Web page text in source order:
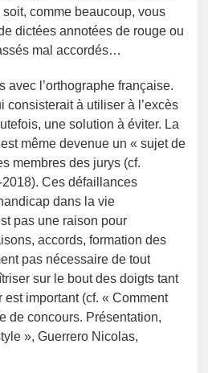
comme beaucoup, vous
dictées annotées de rouge ou
mal accordés…
avec l’orthographe française.
consisterait à utiliser à l’excès
une solution à éviter. La
même devenue un « sujet de
membres des jurys (cf.
2018). Ces défaillances
dans la vie
pas une raison pour
accords, formation des
pas nécessaire de tout
sur le bout des doigts tant
est important (cf. « Comment
de concours. Présentation,
», Guerrero Nicolas,